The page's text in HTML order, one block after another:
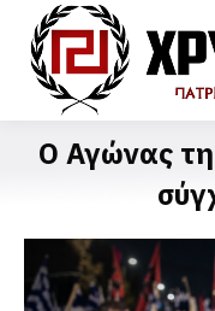
Ο Αγώνας